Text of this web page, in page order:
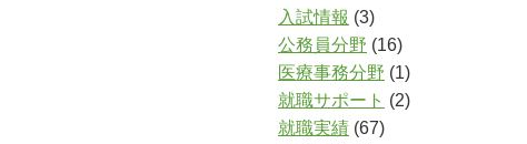
入試情報 (3)
公務員分野 (16)
医療事務分野 (1)
就職サポート (2)
就職実績 (67)